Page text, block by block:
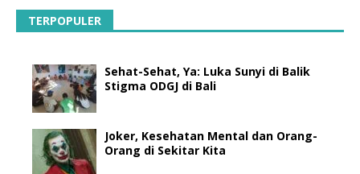
TERPOPULER
Sehat-Sehat, Ya: Luka Sunyi di Balik
Stigma ODGJ di Bali
Joker, Kesehatan Mental dan Orang-
Orang di Sekitar Kita